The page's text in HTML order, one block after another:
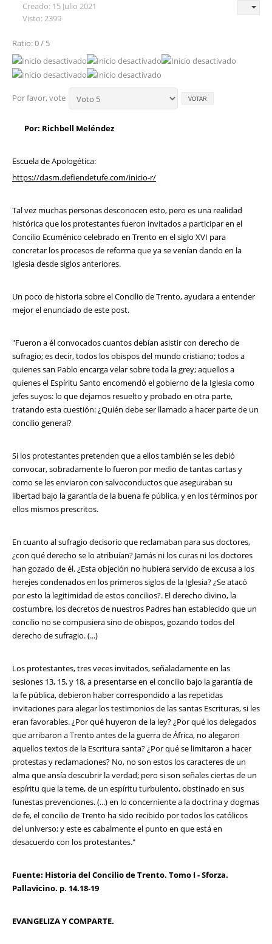
Creado: 15 Julio 2021
Visto: 2399
Ratio: 0 / 5
Por favor, vote
Por: Richbell Meléndez
Escuela de Apologética:
https://dasm.defiendetufe.com/inicio-r/
Tal vez muchas personas desconocen esto, pero es una realidad
histórica que los protestantes fueron invitados a participar en el
Concilio Ecuménico celebrado en Trento en el siglo XVI para
concretar los procesos de reforma que ya se venían dando en la
Iglesia desde siglos anteriores.
Un poco de historia sobre el Concilio de Trento, ayudara a entender
mejor el enunciado de este post.
"Fueron a él convocados cuantos debían asistir con derecho de
sufragio; es decir, todos los obispos del mundo cristiano; todos a
quienes san Pablo encarga velar sobre toda la grey; aquellos a
quienes el Espíritu Santo encomendó el gobierno de la Iglesia como
jefes suyos: lo que dejamos resuelto y probado en otra parte,
tratando esta cuestión: ¿Quién debe ser llamado a hacer parte de un
concilio general?
Si los protestantes pretenden que a ellos también se les debió
convocar, sobradamente lo fueron por medio de tantas cartas y
como se les enviaron con salvoconductos que aseguraban su
libertad bajo la garantía de la buena fe pública, y en los términos por
ellos mismos prescritos.
En cuanto al sufragio decisorio que reclamaban para sus doctores,
¿con qué derecho se lo atribuían? Jamás ni los curas ni los doctores
han gozado de él. ¿Esta objeción no hubiera servido de excusa a los
herejes condenados en los primeros siglos de la Iglesia? ¿Se atacó
por esto la legitimidad de estos concilios?. El derecho divino, la
costumbre, los decretos de nuestros Padres han establecido que un
concilio no se compusiera sino de obispos, gozando todos del
derecho de sufragio. (...)
Los protestantes, tres veces invitados, señaladamente en las
sesiones 13, 15, y 18, a presentarse en el concilio bajo la garantía de
la fe pública, debieron haber correspondido a las repetidas
invitaciones para alegar los testimonios de las santas Escrituras, si les
eran favorables. ¿Por qué huyeron de la ley? ¿Por qué los delegados
que arribaron a Trento antes de la guerra de África, no alegaron
aquellos textos de la Escritura santa? ¿Por qué se limitaron a hacer
protestas y reclamaciones? No, no son estos los caracteres de un
alma que ansía descubrir la verdad; pero si son señales ciertas de un
espíritu que la teme, de un espíritu turbulento, obstinado en sus
funestas prevenciones. (...) en lo concerniente a la doctrina y dogmas
de fe, el concilio de Trento ha sido recibido por todos los católicos
del universo; y este es cabalmente el punto en que está en
desacuerdo con los protestantes."
Fuente: Historia del Concilio de Trento. Tomo I - Sforza.
Pallavicino. p. 14.18-19
EVANGELIZA Y COMPARTE.